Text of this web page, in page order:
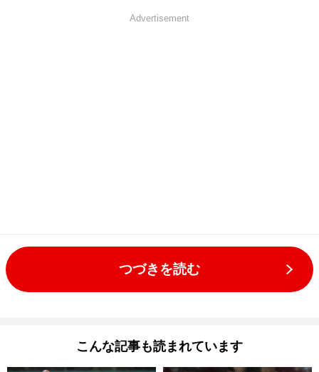
Advertisement
つづきを読む
こんな記事も読まれています